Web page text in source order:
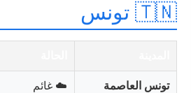
🇹🇳 تونس
تونس العاصمة ☁️ غائم